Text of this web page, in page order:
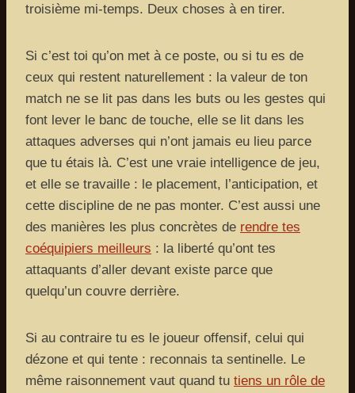
troisième mi-temps. Deux choses à en tirer.
Si c’est toi qu’on met à ce poste, ou si tu es de
ceux qui restent naturellement : la valeur de ton
match ne se lit pas dans les buts ou les gestes qui
font lever le banc de touche, elle se lit dans les
attaques adverses qui n’ont jamais eu lieu parce
que tu étais là. C’est une vraie intelligence de jeu,
et elle se travaille : le placement, l’anticipation, et
cette discipline de ne pas monter. C’est aussi une
des manières les plus concrètes de rendre tes
coéquipiers meilleurs : la liberté qu’ont tes
attaquants d’aller devant existe parce que
quelqu’un couvre derrière.
Si au contraire tu es le joueur offensif, celui qui
dézone et qui tente : reconnais ta sentinelle. Le
même raisonnement vaut quand tu tiens un rôle de